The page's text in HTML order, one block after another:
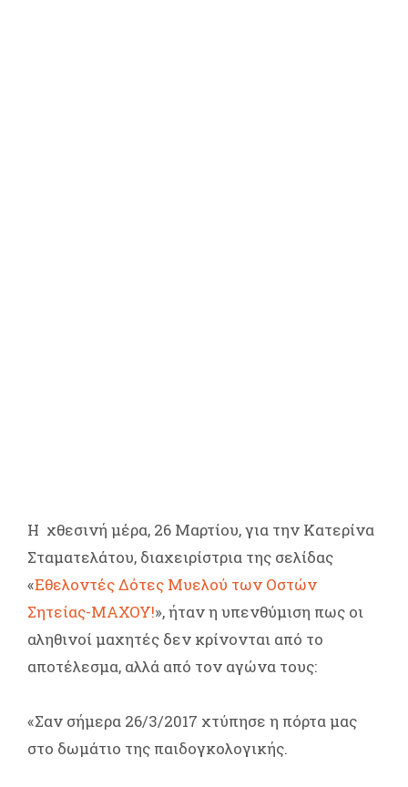
H χθεσινή μέρα, 26 Μαρτίου, για την Κατερίνα
Σταματελάτου, διαχειρίστρια της σελίδας
«Εθελοντές Δότες Μυελού των Οστών
Σητείας-ΜΑΧΟΥ!», ήταν η υπενθύμιση πως οι
αληθινοί μαχητές δεν κρίνονται από το
αποτέλεσμα, αλλά από τον αγώνα τους:
«Σαν σήμερα 26/3/2017 χτύπησε η πόρτα μας
στο δωμάτιο της παιδογκολογικής.